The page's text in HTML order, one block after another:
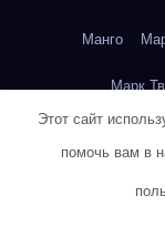
Манго
Марк
Марк
Этот сайт
помочь вам в